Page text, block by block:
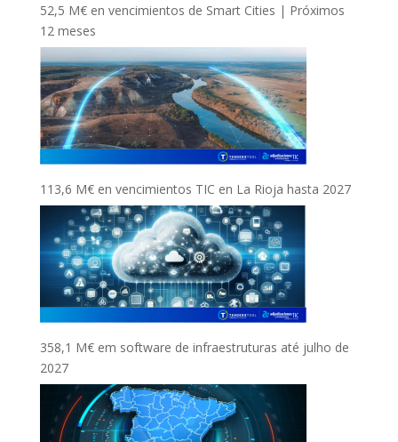
52,5 M€ en vencimientos de Smart Cities | Próximos
12 meses
113,6 M€ en vencimientos TIC en La Rioja hasta 2027
358,1 M€ em software de infraestruturas até julho de
2027